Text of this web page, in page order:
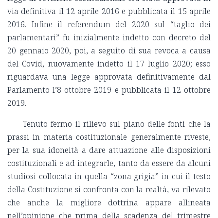
via definitiva il 12 aprile 2016 e pubblicata il 15 aprile
2016. Infine il referendum del 2020 sul “taglio dei
parlamentari” fu inizialmente indetto con decreto del
20 gennaio 2020, poi, a seguito di sua revoca a causa
del Covid, nuovamente indetto il 17 luglio 2020; esso
riguardava una legge approvata definitivamente dal
Parlamento l’8 ottobre 2019 e pubblicata il 12 ottobre
2019.
Tenuto fermo il rilievo sul piano delle fonti che la
prassi in materia costituzionale generalmente riveste,
per la sua idoneità a dare attuazione alle disposizioni
costituzionali e ad integrarle, tanto da essere da alcuni
studiosi collocata in quella “zona grigia” in cui il testo
della Costituzione si confronta con la realtà, va rilevato
che anche la migliore dottrina appare allineata
nell’opinione che prima della scadenza del trimestre